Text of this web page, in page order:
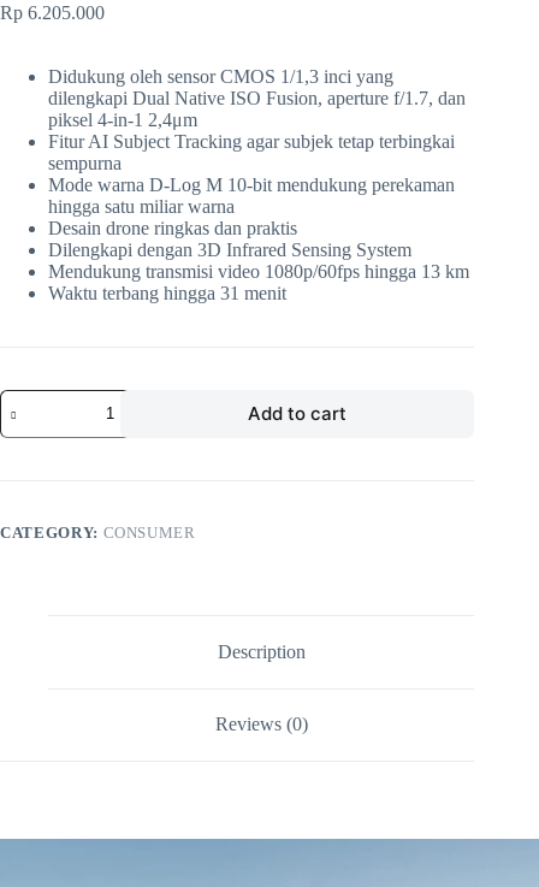
Rp 6.205.000
Didukung oleh sensor CMOS 1/1,3 inci yang
dilengkapi Dual Native ISO Fusion, aperture f/1.7, dan
piksel 4-in-1 2,4μm
Fitur AI Subject Tracking agar subjek tetap terbingkai
sempurna
Mode warna D-Log M 10-bit mendukung perekaman
hingga satu miliar warna
Desain drone ringkas dan praktis
Dilengkapi dengan 3D Infrared Sensing System
Mendukung transmisi video 1080p/60fps hingga 13 km
Waktu terbang hingga 31 menit
Add to cart
CATEGORY: CONSUMER
Description
Reviews (0)